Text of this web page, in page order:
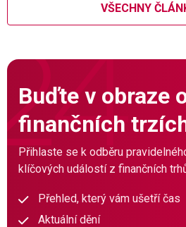
VŠECHNY
Buďte v obraze
finančních
Přihlaste se k odběru
klíčových událostí z finančních
Přehled, který vám ušetří čas
Aktuální dění